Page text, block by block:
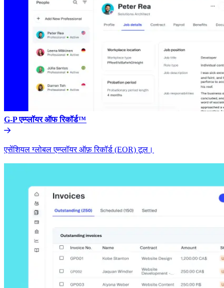
G-P एम्प्लॉयर ऑफ रिकॉर्ड™​​
एसेंशियल ग्लोबल एम्प्लॉयर ऑफ़ रिकॉर्ड (EOR) टूल।​​